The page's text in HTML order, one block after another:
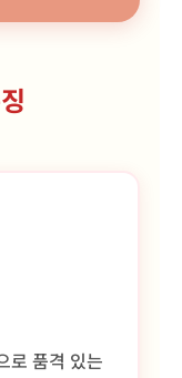
로 품격 있는